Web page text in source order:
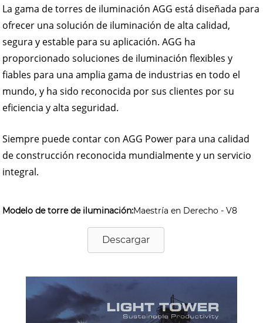
La gama de torres de iluminación AGG está diseñada para
ofrecer una solución de iluminación de alta calidad,
segura y estable para su aplicación. AGG ha
proporcionado soluciones de iluminación flexibles y
fiables para una amplia gama de industrias en todo el
mundo, y ha sido reconocida por sus clientes por su
eficiencia y alta seguridad.
Siempre puede contar con AGG Power para una calidad
de construcción reconocida mundialmente y un servicio
integral.
Modelo de torre de iluminación:Maestría en Derecho - V8
Descargar